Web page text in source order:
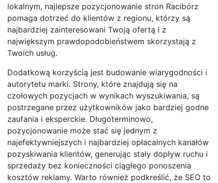
lokalnym, najlepsze pozycjonowanie stron Racibórz
pomaga dotrzeć do klientów z regionu, którzy są
najbardziej zainteresowani Twoją ofertą i z
największym prawdopodobieństwem skorzystają z
Twoich usług.
Dodatkową korzyścią jest budowanie wiarygodności i
autorytetu marki. Strony, które znajdują się na
czołowych pozycjach w wynikach wyszukiwania, są
postrzegane przez użytkowników jako bardziej godne
zaufania i eksperckie. Długoterminowo,
pozycjonowanie może stać się jednym z
najefektywniejszych i najbardziej opłacalnych kanałów
pozyskiwania klientów, generując stały dopływ ruchu i
sprzedaży bez konieczności ciągłego ponoszenia
kosztów reklamy. Warto również podkreślić, że SEO to